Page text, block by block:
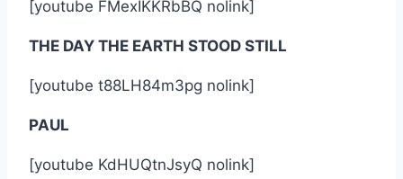
[youtube FMexIKKRbBQ nolink]
THE DAY THE EARTH STOOD STILL
[youtube t88LH84m3pg nolink]
PAUL
[youtube KdHUQtnJsyQ nolink]